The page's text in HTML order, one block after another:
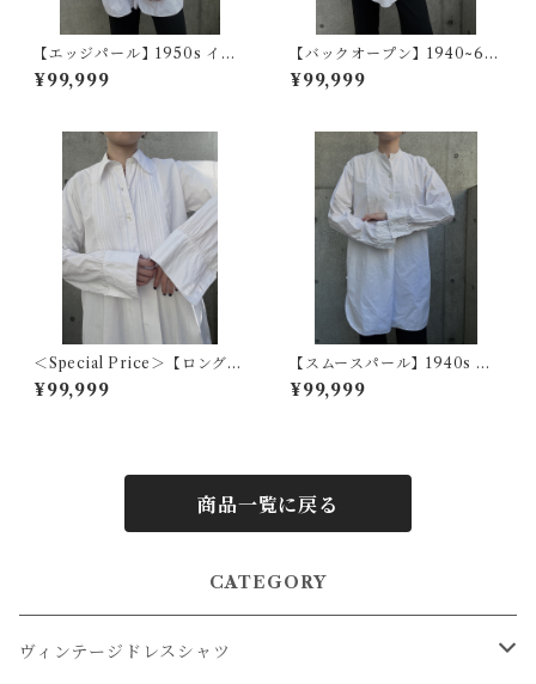
【エッジパール】1950s イギ
リスヴィンテージドレスシャ
ツ
¥99,999
【バックオープン】1940~60
s アメリカヴィンテージドレス
シャツ
¥99,999
＜Special Price＞【ロングカ
ラーフレンチ】1920s フラン
スアンティークドレスシャツ
¥99,999
【スムースパール】1940s イ
ギリスヴィンテージドレスシ
ャツ
¥99,999
商品一覧に戻る
CATEGORY
ヴィンテージドレスシャツ